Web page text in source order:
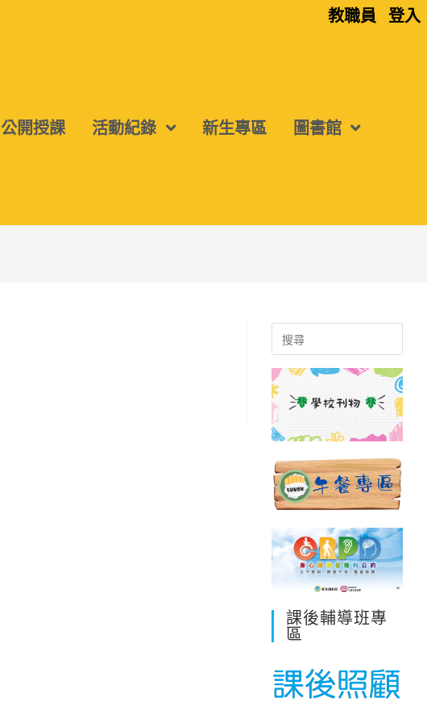
教職員 登入
公開授課 活動紀錄 新生專區 圖書館
Search
for:
課後輔導班專
區